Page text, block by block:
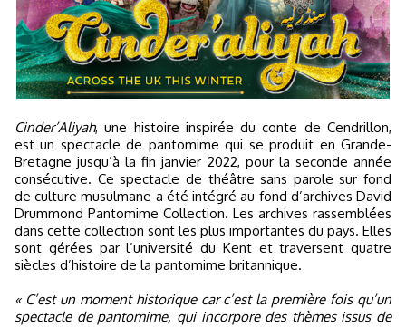
Cinder’Aliyah, une histoire inspirée du conte de Cendrillon,
est un spectacle de pantomime qui se produit en Grande-
Bretagne jusqu’à la fin janvier 2022, pour la seconde année
consécutive. Ce spectacle de théâtre sans parole sur fond
de culture musulmane a été intégré au fond d’archives David
Drummond Pantomime Collection. Les archives rassemblées
dans cette collection sont les plus importantes du pays. Elles
sont gérées par l’université du Kent et traversent quatre
siècles d’histoire de la pantomime britannique.
« C’est un moment historique car c’est la première fois qu’un
spectacle de pantomime, qui incorpore des thèmes issus de